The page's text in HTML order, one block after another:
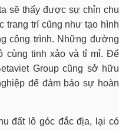
sẽ thấy được sự chỉn chu
trang trí cũng như tạo hình
công trình. Những đường
cùng tinh xảo và tỉ mỉ. Để
Group cũng sở hữu
để đảm bảo sự hoàn
đất lô góc đắc địa, lại có